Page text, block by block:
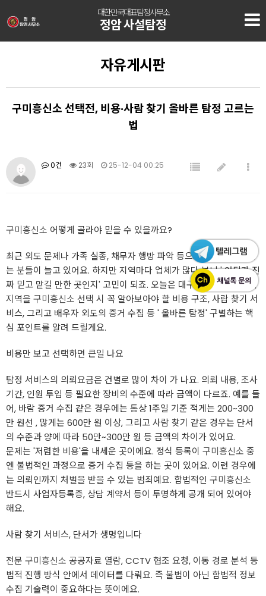
대한민국대표탐정사무소
정암 사설탐정
자유게시판
구미흥신소 선택전, 비용·사람 찾기 올바른 탐정 고르는
법
0건 23회 25-12-04 00:25
구미흥신소 어떻게 골라야 믿을 수 있을까요?
최근 외도 문제나 가족 실종, 채무자 행방 파악 등으로구미흥신소찾
는 분들이 늘고 있어요. 하지만 지역마다 업체가 많다 보니 ' 어디가 진
짜 믿고 맡길 만한 곳인지' 고민이 되죠. 오늘은 대구, 경산, 경주, 구미
지역을 구미흥신소 선택 시 꼭 알아보아야 할 비용 구조, 사람 찾기 서
비스, 그리고 배우자 외도의 증거 수집 등 ' 올바른 탐정' 구별하는 핵
심 포인트를 알려 드릴게요.
비용만 보고 선택하면 큰일 나요
탐정 서비스의 의뢰요금은 건별로 많이 차이 가 나요. 의뢰 내용, 조사
기간, 인원 투입 등 필요한 장비의 수준에 따라 금액이 다르죠. 예를 들
어, 바람 증거 수집 같은 경우에는 통상 1주일 기준 적게는 200~300
만 원선 , 많게는 600만 원 이상, 그리고 사람 찾기 같은 경우는 단서
의 수준과 양에 따라 50만~300만 원 등 금액의 차이가 있어요.
문제는 '저렴한 비용'을 내세운 곳이에요. 정식 등록이 구미흥신소 중
엔 불법적인 과정으로 증거 수집 등을 하는 곳이 있어요. 이런 경우에
는 의뢰인까지 처벌을 받을 수 있는 범죄예요. 합법적인 구미흥신소
반드시 사업자등록증, 상담 계약서 등이 투명하게 공개 되어 있어야
해요.
사람 찾기 서비스, 단서가 생명입니다
전문 구미흥신소 공공자료 열람, CCTV 협조 요청, 이동 경로 분석 등
법적 진행 방식 안에서 데이터를 다뤄요. 즉 불법이 아닌 합법적 정보
수집 기술력이 중요하다는 뜻이에요.